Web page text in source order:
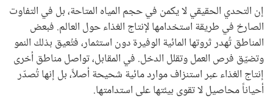
إن التحدي الحقيقي لا يكمن في حجم المياه المتاحة، بل في التفاوت
الصارخ في طريقة استخدامها لإنتاج الغذاء حول العالم. فبعض
المناطق تُهدر ثروتها المائية الوفيرة دون استثمار، فتُعيق بذلك النمو
وتضيّق فرص العمل وتقلل الدخل. في المقابل، تواصل مناطق أخرى
إنتاج الغذاء عبر استنزاف موارد مائية شحيحة أصلاً، بل إنها تُصدّر
أحياناً محاصيل لا تقوى بيئتها على استدامتها.